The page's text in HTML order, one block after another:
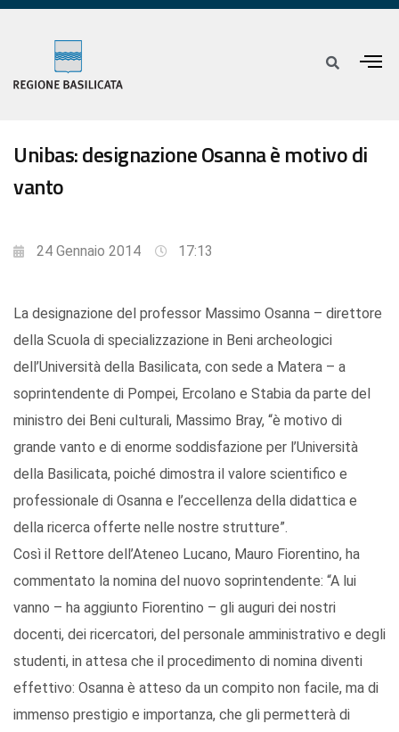
Unibas: designazione Osanna è motivo di
vanto
24 Gennaio 2014 17:13
La designazione del professor Massimo Osanna – direttore
della Scuola di specializzazione in Beni archeologici
dell’Università della Basilicata, con sede a Matera – a
soprintendente di Pompei, Ercolano e Stabia da parte del
ministro dei Beni culturali, Massimo Bray, “è motivo di
grande vanto e di enorme soddisfazione per l’Università
della Basilicata, poiché dimostra il valore scientifico e
professionale di Osanna e l’eccellenza della didattica e
della ricerca offerte nelle nostre strutture”.
Così il Rettore dell’Ateneo Lucano, Mauro Fiorentino, ha
commentato la nomina del nuovo soprintendente: “A lui
vanno – ha aggiunto Fiorentino – gli auguri dei nostri
docenti, dei ricercatori, del personale amministrativo e degli
studenti, in attesa che il procedimento di nomina diventi
effettivo: Osanna è atteso da un compito non facile, ma di
immenso prestigio e importanza, che gli permetterà di